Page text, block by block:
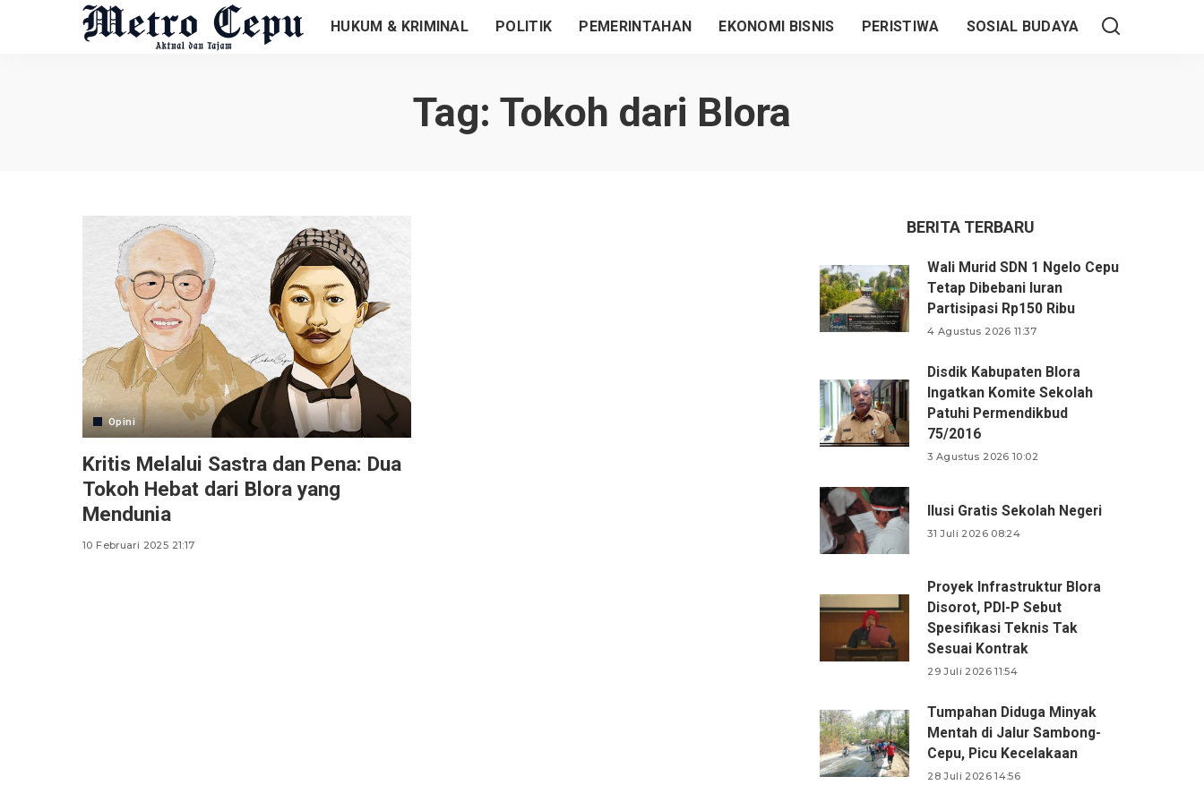
HUKUM & KRIMINAL POLITIK PEMERINTAHAN EKONOMI BISNIS PERISTIWA SOSIAL BUDAYA
Tag: Tokoh dari Blora
Opini
Kritis Melalui Sastra dan Pena: Dua
Tokoh Hebat dari Blora yang
Mendunia
10 Februari 2025 21:17
BERITA TERBARU
Wali Murid SDN 1 Ngelo Cepu
Tetap Dibebani Iuran
Partisipasi Rp150 Ribu
4 Agustus 2026 11:37
Disdik Kabupaten Blora
Ingatkan Komite Sekolah
Patuhi Permendikbud
75/2016
3 Agustus 2026 10:02
Ilusi Gratis Sekolah Negeri
31 Juli 2026 08:24
Proyek Infrastruktur Blora
Disorot, PDI-P Sebut
Spesifikasi Teknis Tak
Sesuai Kontrak
29 Juli 2026 11:54
Tumpahan Diduga Minyak
Mentah di Jalur Sambong-
Cepu, Picu Kecelakaan
28 Juli 2026 14:56